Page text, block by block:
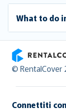
What to do
RentalCover
© RentalCover
Connettiti